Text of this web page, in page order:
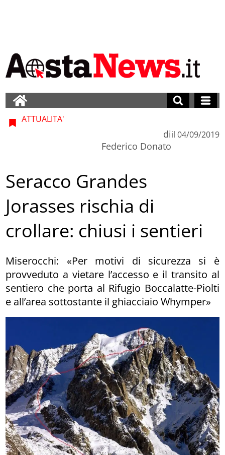
ATTUALITA'
di
Federico Donato
il 04/09/2019
Seracco Grandes
Jorasses rischia di
crollare: chiusi i sentieri
Miserocchi: «Per motivi di sicurezza si è
provveduto a vietare l’accesso e il transito al
sentiero che porta al Rifugio Boccalatte-Piolti
e all’area sottostante il ghiacciaio Whymper»